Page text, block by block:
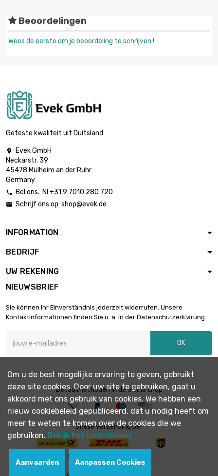
Beoordelingen
Wees de eerste om je beoordeling te schrijven !
Geteste kwaliteit uit Duitsland

Evek GmbH
Neckarstr. 39
45478 Mülheim an der Ruhr
Germany
 Bel ons.: Nl +31 9 7010 280 720
 Schrijf ons op: shop@evek.de
INFORMATION
BEDRIJF
UW REKENING
NIEUWSBRIEF
Sie können Ihr Einverständnis jederzeit widerrufen. Unsere
Kontaktinformationen finden Sie u. a. in der Datenschutzerklärung.
OK
Betaalmethoden in de online shop
Snelle verzending per
Om u de best mogelijke ervaring te geven, gebruikt
deze site cookies. Door uw site te gebruiken, gaat u
akkoord met ons gebruik van cookies. We hebben een
nieuw cookiebeleid gepubliceerd, dat u nodig heeft om
meer te weten te komen over de cookies die we
gebruiken. Bekijk het cookiebeleid.
Aanvaarden Aanpassen Cookies